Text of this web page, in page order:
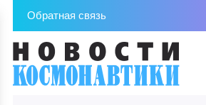
Обратная связь